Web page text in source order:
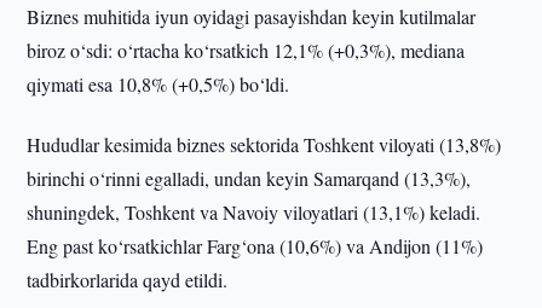
Biznes muhitida iyun oyidagi pasayishdan keyin kutilmalar
biroz o‘sdi: o‘rtacha ko‘rsatkich 12,1% (+0,3%), mediana
qiymati esa 10,8% (+0,5%) bo‘ldi.
Hududlar kesimida biznes sektorida Toshkent viloyati (13,8%)
birinchi o‘rinni egalladi, undan keyin Samarqand (13,3%),
shuningdek, Toshkent va Navoiy viloyatlari (13,1%) keladi.
Eng past ko‘rsatkichlar Farg‘ona (10,6%) va Andijon (11%)
tadbirkorlarida qayd etildi.